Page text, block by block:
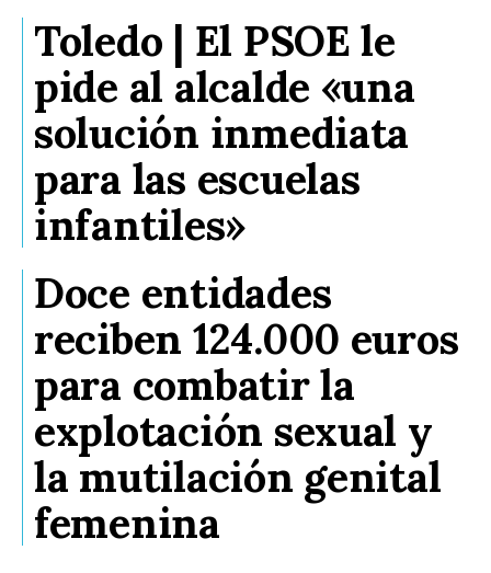
Toledo | El PSOE le
pide al alcalde «una
solución inmediata
para las escuelas
infantiles»
Doce entidades
reciben 124.000 euros
para combatir la
explotación sexual y
la mutilación genital
femenina